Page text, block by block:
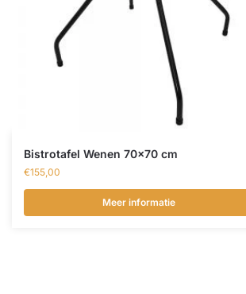
Bistrotafel Wenen 70×70 cm
€155,00
Meer informatie